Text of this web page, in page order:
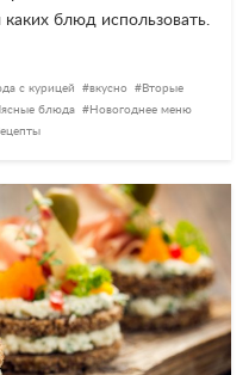
блюд использовать.
с курицей вкусно
Вторые
блюда
Новогоднее меню